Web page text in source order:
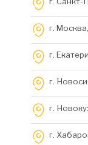
г.
г.
г.
г.
г.